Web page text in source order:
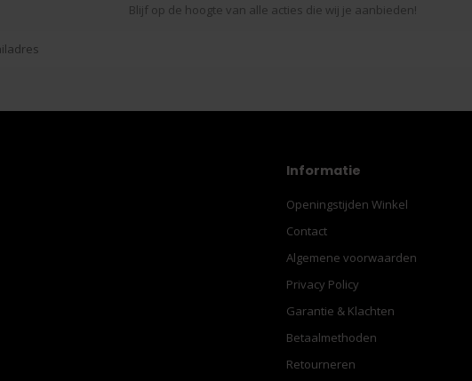
Blijf op de hoogte van alle acties die wij je aanbieden!
Informatie
Openingstijden Winkel
Contact
Algemene voorwaarden
Privacy Policy
Garantie & Klachten
Betaalmethoden
Retourneren